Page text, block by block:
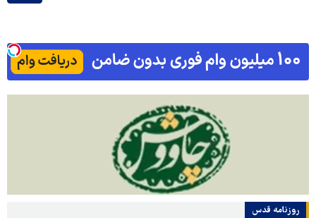
روزنامه قدس